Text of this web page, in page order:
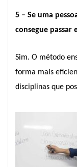
5 – Se uma
consegue passar
Sim. O método
forma mais
disciplinas que